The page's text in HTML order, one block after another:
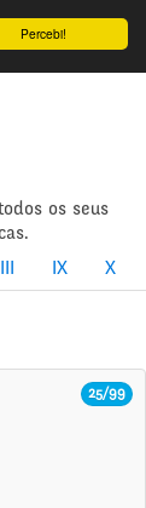
Percebi!
os seus
IX X
25/99